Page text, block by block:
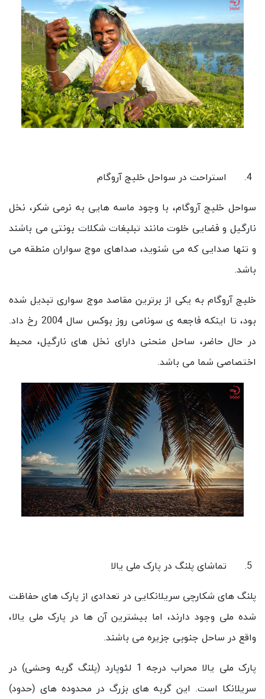
استراحت در سواحل خلیج آروگام
سواحل خلیج آروگام، با وجود ماسه هایی به نرمی شکر، نخل
نارگیل و فضایی خلوت مانند تبلیغات شکلات بونتی می باشند
و تنها صدایی که می شنوید، صداهای موج سواران منطقه می
باشد.
خلیج آروگام به یکی از برترین مقاصد موج سواری تبدیل شده
بود، تا اینکه فاجعه ی سونامی روز بوکس سال 2004 رخ داد.
در حال حاضر، ساحل منحنی دارای نخل های نارگیل، محیط
اختصاصی شما می باشد.
تماشای پلنگ در پارک ملی یالا
پلنگ های شکارچی سریلانکایی در تعدادی از پارک های حفاظت
شده ملی وجود دارند، اما بیشترین آن ها در پارک ملی یالا،
واقع در ساحل جنوبی جزیره می باشند.
پارک ملی یالا محراب درجه 1 لئوپارد (پلنگ گربه وحشی) در
سریلانکا است. این گربه های بزرگ در محدوده های (حدود)